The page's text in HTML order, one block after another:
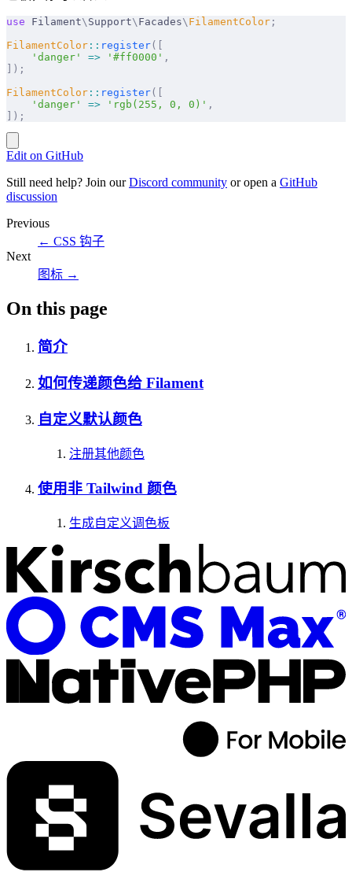
use Filament\ Support\ Facades\ FilamentColor ;
FilamentColor :: register([
    'danger'
=> '#ff0000' ,
]);
FilamentColor :: register([
    'danger'
=> 'rgb(255, 0, 0)' ,
]);
Edit on GitHub
Still need help? Join ourDiscord community or open a GitHub
discussion
Previous
← CSS 钩子
Next
图标 →
On this page
简介
如何传递颜色给 Filament
自定义默认颜色
注册其他颜色
使用非 Tailwind 颜色
生成自定义调色板